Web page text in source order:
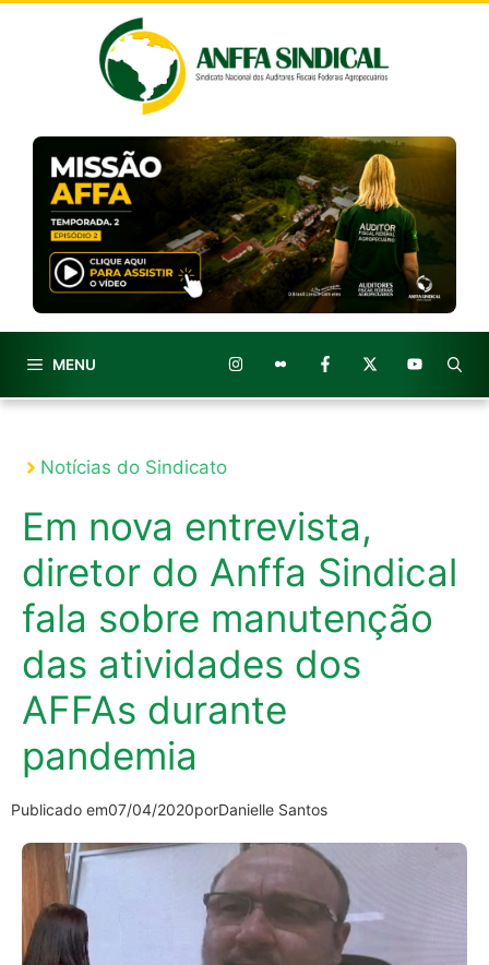
MENU
Notícias do Sindicato
Em nova entrevista,
diretor do Anffa Sindical
fala sobre manutenção
das atividades dos
AFFAs durante
pandemia
Publicado em07/04/2020porDanielle Santos